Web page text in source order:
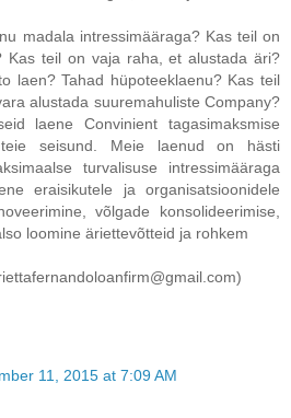
madala intressimääraga? Kas teil on
Kas teil on vaja raha, et alustada äri?
laen? Tahad hüpoteeklaenu? Kas teil
alustada suuremahuliste Company?
laene Convinient tagasimaksmise
seisund. Meie laenud on hästi
turvalisuse intressimääraga
eraisikutele ja organisatsioonidele
võlgade konsolideerimise,
loomine äriettevõtteid ja rohkem
11, 2015 at 7:09 AM